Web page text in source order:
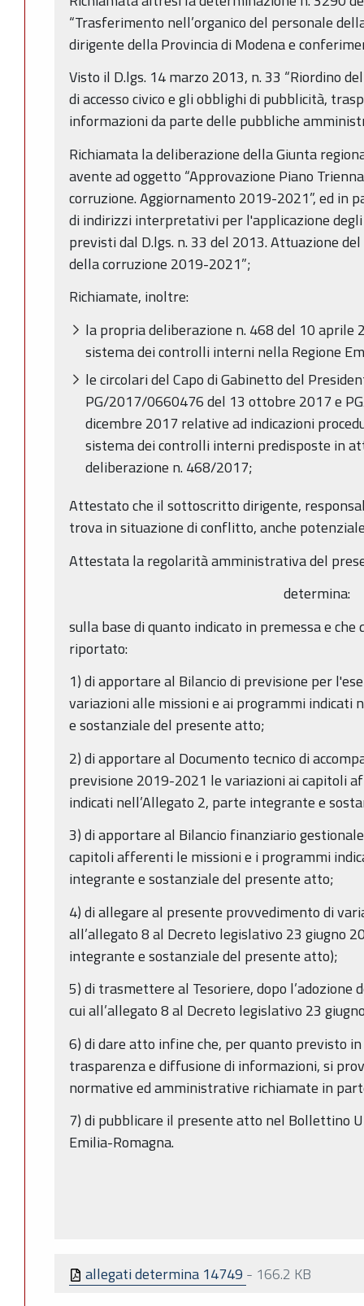
“Trasferimento nell’organico del personale
dirigente della Provincia di Modena e
Visto il D.lgs. 14 marzo 2013, n. 33 “Riordino
di accesso civico e gli obblighi di pubblicità,
informazioni da parte delle pubbliche
Richiamata la deliberazione della Giunta
avente ad oggetto “Approvazione Piano
corruzione. Aggiornamento 2019-2021”, ed in
di indirizzi interpretativi per l'applicazione
previsti dal D.lgs. n. 33 del 2013. Attuazione
della corruzione 2019-2021”;
Richiamate, inoltre:
la propria deliberazione n. 468 del 10 aprile
sistema dei controlli interni nella Regione
le circolari del Capo di Gabinetto del
PG/2017/0660476 del 13 ottobre 2017 e
dicembre 2017 relative ad indicazioni
sistema dei controlli interni predisposte in
deliberazione n. 468/2017;
Attestato che il sottoscritto dirigente,
trova in situazione di conflitto, anche
Attestata la regolarità amministrativa del
determina:
sulla base di quanto indicato in premessa e
riportato:
1) di apportare al Bilancio di previsione per
variazioni alle missioni e ai programmi indicati
e sostanziale del presente atto;
2) di apportare al Documento tecnico di
previsione 2019-2021 le variazioni ai capitoli
indicati nell’Allegato 2, parte integrante e
3) di apportare al Bilancio finanziario
capitoli afferenti le missioni e i programmi
integrante e sostanziale del presente atto;
4) di allegare al presente provvedimento di
all’allegato 8 al Decreto legislativo 23 giugno
integrante e sostanziale del presente atto);
5) di trasmettere al Tesoriere, dopo
cui all’allegato 8 al Decreto legislativo 23
6) di dare atto infine che, per quanto previsto
trasparenza e diffusione di informazioni, si
normative ed amministrative richiamate in
7) di pubblicare il presente atto nel Bollettino
Emilia-Romagna.
allegati determina 14749 - 166.2 KB